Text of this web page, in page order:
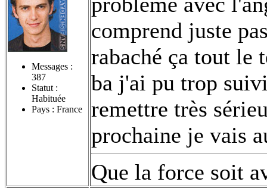
Messages :
387
Statut :
Habituée
Pays : France
comprend juste
rabaché ça tout le
ba j'ai pu trop
remettre très
prochaine je vais
Que la force soit